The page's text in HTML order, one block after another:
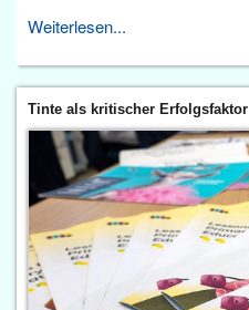
Weiterlesen...
Tinte als kritischer Erfolgsfaktor